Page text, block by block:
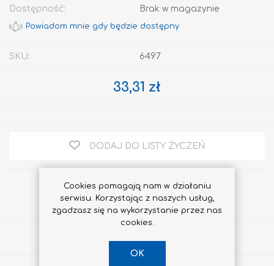
Dostępność: Brak w magazynie
SKU: 6497
33,31 zł
DODAJ DO LISTY ŻYCZEŃ
Cookies pomagają nam w działaniu
serwisu. Korzystając z naszych usług,
zgadzasz się na wykorzystanie przez nas
cookies.
OK